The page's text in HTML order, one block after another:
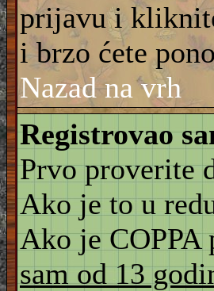
prijavu i
i brzo ćete
Nazad na vrh
Registrovao
Prvo proverite
Ako je to u
Ako je
sam od 13